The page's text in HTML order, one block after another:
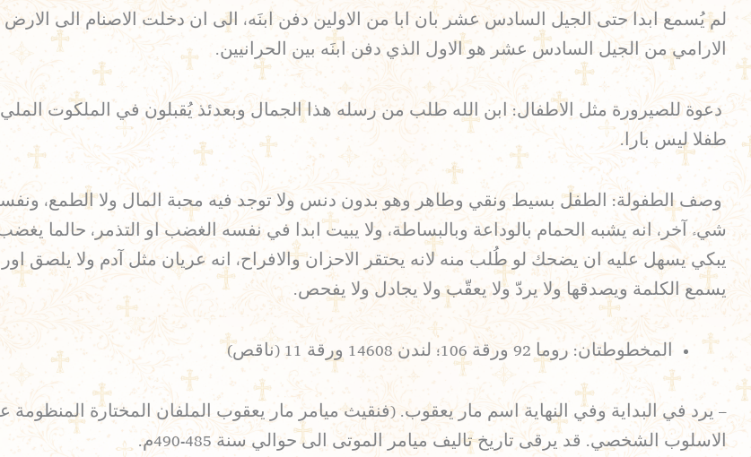
لم يُسمع ابدا حتى الجيل السادس عشر بان ابا من الاولين دفن ابنَه، الى ان دخلت الاصنام الى
الارامي من الجيل السادس عشر هو الاول الذي دفن ابنَه بين الحرانيين.
دعوة للصيرورة مثل الاطفال: ابن الله طلب من رسله هذا الجمال وبعدئذ يُقبلون في الملكوت المليء
طفلا ليس بارا.
وصف الطفولة: الطفل بسيط ونقي وطاهر وهو بدون دنس ولا توجد فيه محبة المال ولا الطمع،
شيء آخر، انه يشبه الحمام بالوداعة وبالبساطة، ولا يبيت ابدا في نفسه الغضب او التذمر، حالما
يبكي يسهل عليه ان يضحك لو طُلب منه لانه يحتقر الاحزان والافراح، انه عريان مثل آدم ولا يلصق
يسمع الكلمة ويصدقها ولا يردّ ولا يعقّب ولا يجادل ولا يفحص.
المخطوطتان: روما 92 ورقة 106؛ لندن 14608 ورقة 11 (ناقص)
– يرد في البداية وفي النهاية اسم مار يعقوب. (فنقيث ميامر مار يعقوب الملفان المختارة المنظومة
الاسلوب الشخصي. قد يرقى تاريخ تاليف ميامر الموتى الى حوالي سنة 485-490م.